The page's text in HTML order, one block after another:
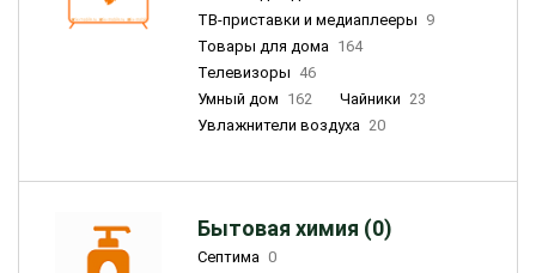
ТВ-приставки и медиаплееры 9
Товары для дома 164
Телевизоры 46
Умный дом 162 Чайники 23
Увлажнители воздуха 20
Бытовая химия (0)
Септима 0